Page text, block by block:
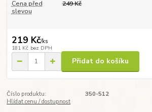
Cena před
slevou
249 Kč
219 Kč/ks
181 Kč bez DPH
Přidat do košíku
Číslo produktu:
350-512
Hlídat cenu / dostupnost